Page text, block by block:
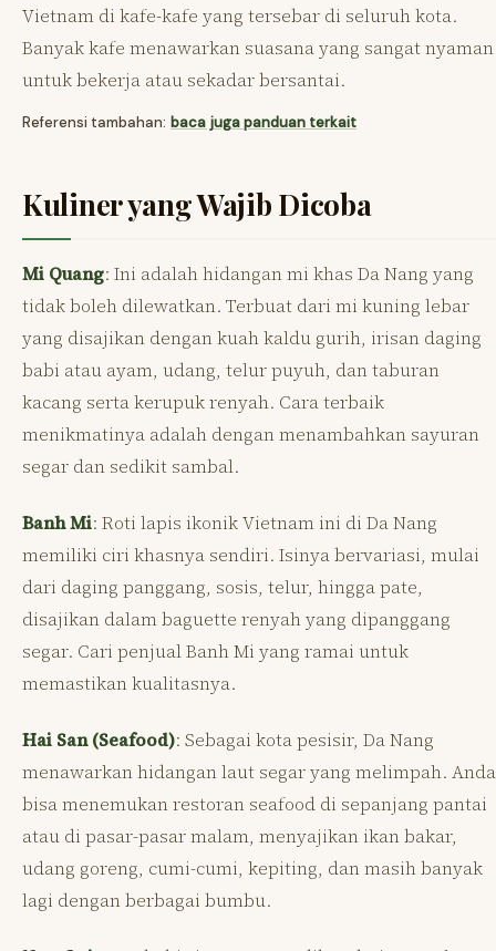
Vietnam di kafe-kafe yang tersebar di seluruh kota.
Banyak kafe menawarkan suasana yang sangat nyaman
untuk bekerja atau sekadar bersantai.
Referensi tambahan: baca juga panduan terkait
Kuliner yang Wajib Dicoba
Mi Quang: Ini adalah hidangan mi khas Da Nang yang
tidak boleh dilewatkan. Terbuat dari mi kuning lebar
yang disajikan dengan kuah kaldu gurih, irisan daging
babi atau ayam, udang, telur puyuh, dan taburan
kacang serta kerupuk renyah. Cara terbaik
menikmatinya adalah dengan menambahkan sayuran
segar dan sedikit sambal.
Banh Mi: Roti lapis ikonik Vietnam ini di Da Nang
memiliki ciri khasnya sendiri. Isinya bervariasi, mulai
dari daging panggang, sosis, telur, hingga pate,
disajikan dalam baguette renyah yang dipanggang
segar. Cari penjual Banh Mi yang ramai untuk
memastikan kualitasnya.
Hai San (Seafood): Sebagai kota pesisir, Da Nang
menawarkan hidangan laut segar yang melimpah. Anda
bisa menemukan restoran seafood di sepanjang pantai
atau di pasar-pasar malam, menyajikan ikan bakar,
udang goreng, cumi-cumi, kepiting, dan masih banyak
lagi dengan berbagai bumbu.